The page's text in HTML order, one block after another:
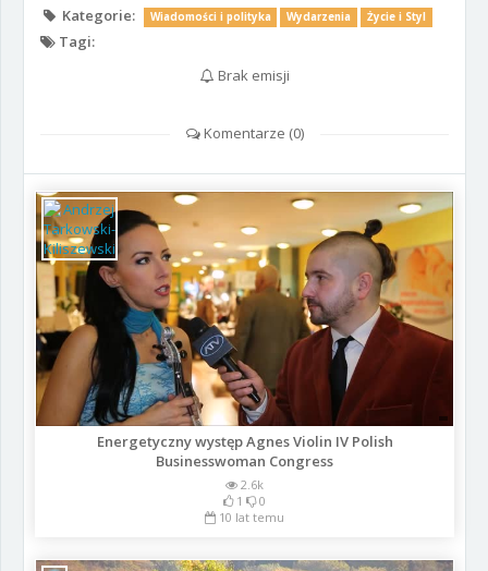
Kategorie:
Wiadomości i polityka Wydarzenia Życie i Styl
Tagi:
Brak emisji
Komentarze (0)
Energetyczny występ Agnes Violin IV Polish
Businesswoman Congress
2.6k
1
0
10 lat temu